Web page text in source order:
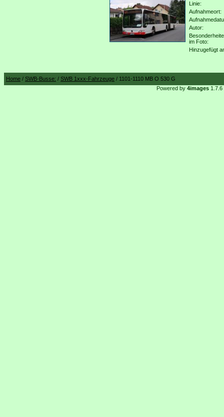
Linie:
Aufnahmeort:
Autor:
im Foto:
Hinzugefügt
Home / SWB-Busse: / SWB 1xxx-Fahrzeuge / 1101-1110 MB O 530 G
Powered by 4images1.7.6